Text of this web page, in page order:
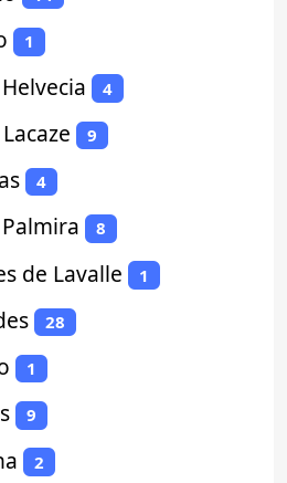
1
4
9
4
8
de Lavalle 1
28
1
9
2